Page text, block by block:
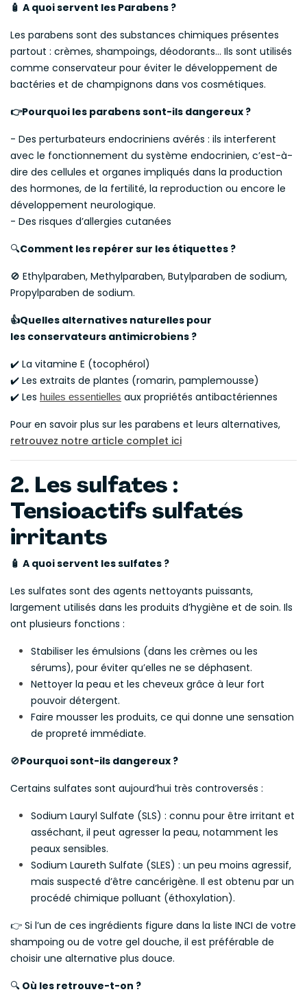
🧴 A quoi servent les Parabens ?
Les parabens sont des substances chimiques présentes
partout : crèmes, shampoings, déodorants… Ils sont utilisés
comme conservateur pour éviter le développement de
bactéries et de champignons dans vos cosmétiques.
👉Pourquoi les parabens sont-ils dangereux ?
- Des perturbateurs endocriniens avérés : ils interferent
avec le fonctionnement du système endocrinien, c’est-à-
dire des cellules et organes impliqués dans la production
des hormones, de la fertilité, la reproduction ou encore le
développement neurologique.
- Des risques d’allergies cutanées
🔍Comment les repérer sur les étiquettes ?
🚫 Ethylparaben, Methylparaben, Butylparaben de sodium,
Propylparaben de sodium.
👍Quelles alternatives naturelles pour
les conservateurs antimicrobiens ?
✔️ La vitamine E (tocophérol)
✔️ Les extraits de plantes (romarin, pamplemousse)
✔️ Les huiles essentielles aux propriétés antibactériennes
Pour en savoir plus sur les parabens et leurs alternatives,
retrouvez notre article complet ici
2. Les sulfates :
Tensioactifs sulfatés
irritants
🧴 A quoi servent les sulfates ?
Les sulfates sont des agents nettoyants puissants,
largement utilisés dans les produits d’hygiène et de soin. Ils
ont plusieurs fonctions :
Stabiliser les émulsions (dans les crèmes ou les
sérums), pour éviter qu’elles ne se déphasent.
Nettoyer la peau et les cheveux grâce à leur fort
pouvoir détergent.
Faire mousser les produits, ce qui donne une sensation
de propreté immédiate.
🚫Pourquoi sont-ils dangereux ?
Certains sulfates sont aujourd’hui très controversés :
Sodium Lauryl Sulfate (SLS) : connu pour être irritant et
asséchant, il peut agresser la peau, notamment les
peaux sensibles.
Sodium Laureth Sulfate (SLES) : un peu moins agressif,
mais suspecté d’être cancérigène. Il est obtenu par un
procédé chimique polluant (éthoxylation).
👉 Si l’un de ces ingrédients figure dans la liste INCI de votre
shampoing ou de votre gel douche, il est préférable de
choisir une alternative plus douce.
🔍 Où les retrouve-t-on ?